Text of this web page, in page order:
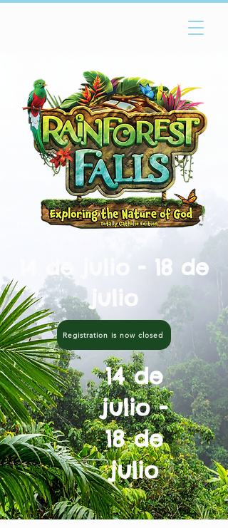
14 de julio - 18 de
julio
Registration is now closed
14 de
julio -
18 de
julio